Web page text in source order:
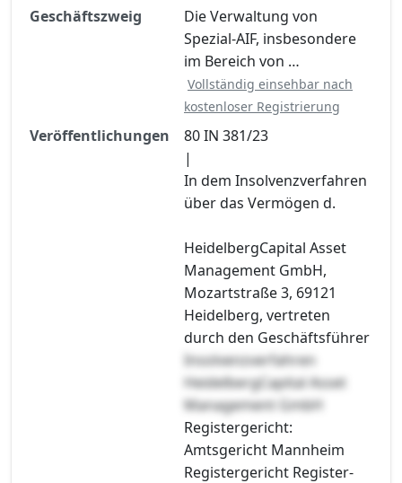
Geschäftszweig
Die Verwaltung von
Spezial-AIF, insbesondere
im Bereich von …
Vollständig einsehbar nach
kostenloser Registrierung
Veröffentlichungen
80 IN 381/23
|
In dem Insolvenzverfahren
über das Vermögen d.
HeidelbergCapital Asset
Management GmbH,
Mozartstraße 3, 69121
Heidelberg, vertreten
durch den Geschäftsführer
Insolvenzverfahren
HeidelbergCapital Asset
Management GmbH
Registergericht:
Amtsgericht Mannheim
Registergericht Register-